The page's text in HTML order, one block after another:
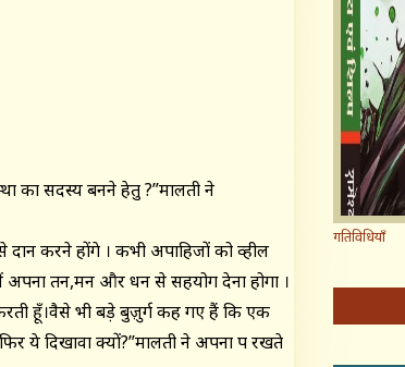
का सदस्य बनने हेतु ?”मालती ने
करने होंगे । कभी अपाहिजों को व्हील
अपना तन,मन और धन से सहयोग देना होगा ।
हूँ।वैसे भी बड़े बुज़ुर्ग कह गए हैं कि एक
ये दिखावा क्यों?”मालती ने अपना पक्ष रखते
गतिविधियाँ